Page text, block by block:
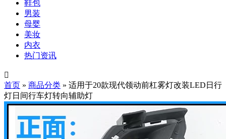
鞋包
男装
母婴
美妆
内衣
热门资讯

首页 » 商品分类 » 适用于20款现代领动前杠雾灯改装LED日行
灯日间行车灯转向辅助灯